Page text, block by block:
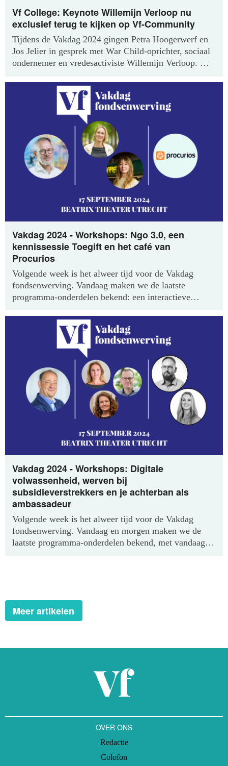
Vf College: Keynote Willemijn Verloop nu
exclusief terug te kijken op Vf-Community
Tijdens de Vakdag 2024 gingen Petra Hoogerwerf en
Jos Jelier in gesprek met War Child-oprichter, sociaal
ondernemer en vredesactiviste Willemijn Verloop. De
kijken als deel van onze Vf Colleges op de
Vakdag 2024 - Workshops: Ngo 3.0, een
kennissessie Toegift en het café van
Procurios
Volgende week is het alweer tijd voor de Vakdag
fondsenwerving. Vandaag maken we de laatste
programma-onderdelen bekend: een interactieve
fondsenwerving met 'Ngo 3.0', en het café van
Bekijk het hele programma op onze site.
Vakdag 2024 - Workshops: Digitale
volwassenheid, werven bij
subsidieverstrekkers en je achterban als
ambassadeur
Volgende week is het alweer tijd voor de Vakdag
fondsenwerving. Vandaag en morgen maken we de
laatste programma-onderdelen bekend, met vandaag:
Meer artikelen
OVER ONS
Redactie
Colofon